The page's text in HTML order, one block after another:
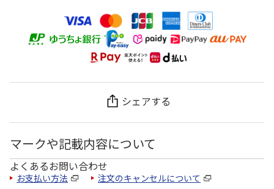
シェアする
マークや記載内容について
よくあるお問い合わせ
お支払い方法 注文のキャンセルについて